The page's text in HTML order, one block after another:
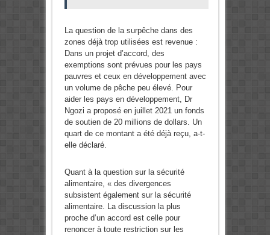
La question de la surpêche dans des
zones déjà trop utilisées est revenue :
Dans un projet d’accord, des
exemptions sont prévues pour les pays
pauvres et ceux en développement avec
un volume de pêche peu élevé. Pour
aider les pays en développement, Dr
Ngozi a proposé en juillet 2021 un fonds
de soutien de 20 millions de dollars. Un
quart de ce montant a été déjà reçu, a-t-
elle déclaré.
Quant à la question sur la sécurité
alimentaire, « des divergences
subsistent également sur la sécurité
alimentaire. La discussion la plus
proche d’un accord est celle pour
renoncer à toute restriction sur les